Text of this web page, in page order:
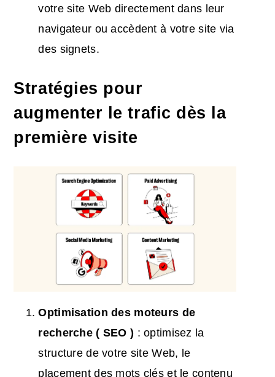
votre site Web directement dans leur
navigateur ou accèdent à votre site via
des signets.
Stratégies pour
augmenter le trafic dès la
première visite
Optimisation des moteurs de
recherche( SEO) : optimisez la
structure de votre site Web, le
placement des mots clés et le contenu